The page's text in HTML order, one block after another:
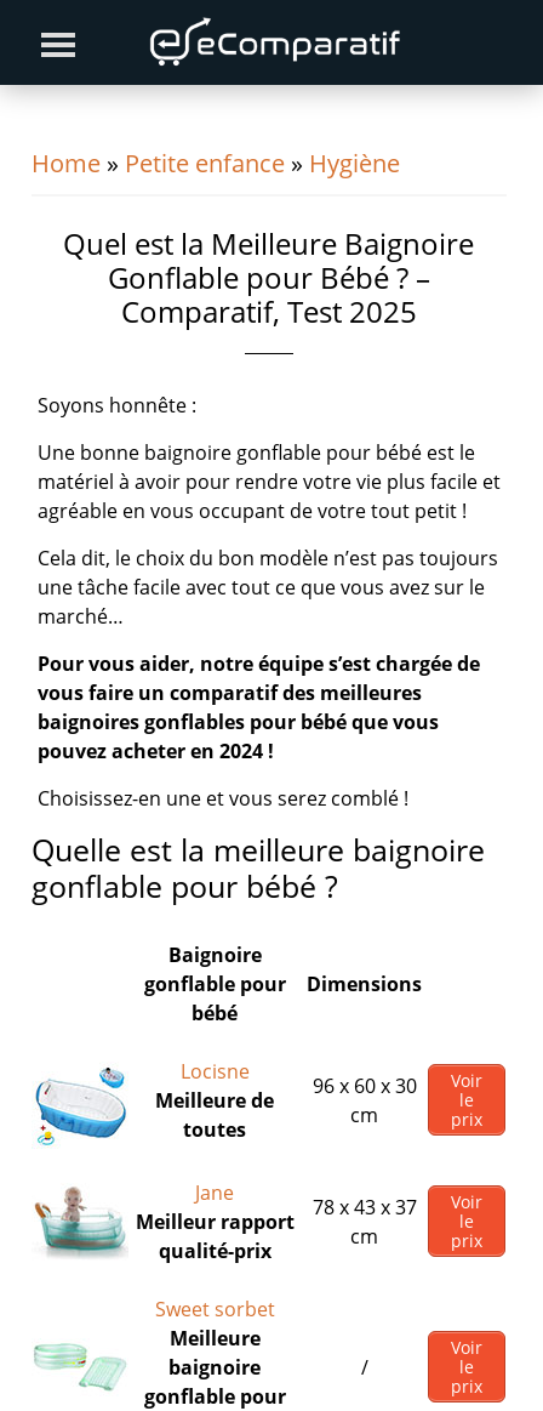
primary
content
primary
Home » Petite enfance » Hygiène
Quel est la Meilleure Baignoire
Gonflable pour Bébé ? –
Comparatif, Test 2025
Soyons honnête :
Une bonne baignoire gonflable pour bébé est le
matériel à avoir pour rendre votre vie plus facile et
agréable en vous occupant de votre tout petit !
Cela dit, le choix du bon modèle n’est pas toujours
une tâche facile avec tout ce que vous avez sur le
marché…
Pour vous aider, notre équipe s’est chargée de
vous faire un comparatif des meilleures
baignoires gonflables pour bébé que vous
pouvez acheter en 2024 !
Choisissez-en une et vous serez comblé !
Quelle est la meilleure baignoire
gonflable pour bébé ?
Baignoire
gonflable pour
bébé
Dimensions
Locisne
Meilleure de
toutes
96 x 60 x 30
cm
Voir
le
prix
Jane
Meilleur rapport
qualité-prix
78 x 43 x 37
cm
Voir
le
prix
Sweet sorbet
Meilleure
baignoire
gonflable pour
/
Voir
le
prix